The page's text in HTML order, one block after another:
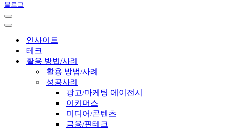
블로그
인사이트
테크
활용 방법/사례
활용 방법/사례
성공사례
광고/마케팅 에이전시
이커머스
미디어/콘텐츠
금융/핀테크